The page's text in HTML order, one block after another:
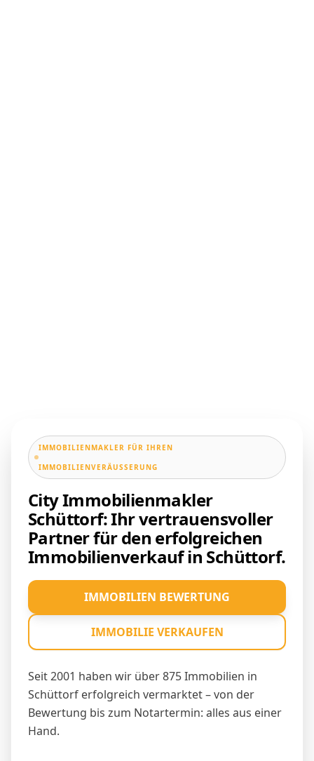
IMMOBILIENMAKLER FÜR IHREN
IMMOBILIENVERÄUSSERUNG
City Immobilienmakler
Schüttorf: Ihr vertrauensvoller
Partner für den erfolgreichen
Immobilienverkauf in Schüttorf.
Seit 2001 haben wir über 875 Immobilien in
Schüttorf erfolgreich vermarktet – von der
Bewertung bis zum Notartermin: alles aus einer
Hand.
IMMOBILIEN BEWERTUNG
IMMOBILIE VERKAUFEN